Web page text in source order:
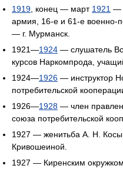
1919 , конец — март 1921 —
армия, 16-е и 61-е военно-
— г. Мурманск.
1921—1924 — слушатель
курсов Наркомпрода,
1924—1926 — инструктор
потребительской
1926—1928 — член
союза потребительской
1927 — женитьба А. Н.
Кривошеиной.
1927 — Киренским